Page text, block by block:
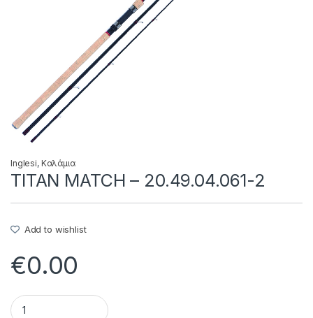
Inglesi, Καλάμια
TITAN MATCH – 20.49.04.061-2
Add to wishlist
€0.00
TITAN MATCH - 20.49.04.061-2 quantity